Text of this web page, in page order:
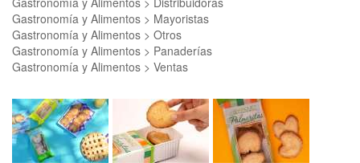
Gastronomía y Alimentos > Mayoristas
Gastronomía y Alimentos > Otros
Gastronomía y Alimentos > Panaderías
Gastronomía y Alimentos > Ventas